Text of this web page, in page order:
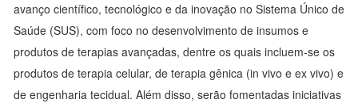
avanço científico, tecnológico e da inovação no Sistema Único de
Saúde (SUS), com foco no desenvolvimento de insumos e
produtos de terapias avançadas, dentre os quais incluem-se os
produtos de terapia celular, de terapia gênica (in vivo e ex vivo) e
de engenharia tecidual. Além disso, serão fomentadas iniciativas